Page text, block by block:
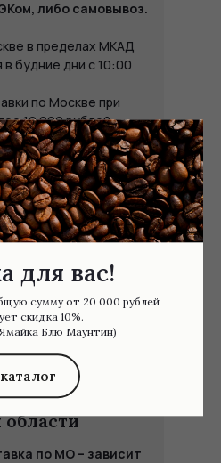
для вас!
сумму от 20 000 рублей
скидка 10%.
Блю Маунтин)
либо самовывоз.
в пределах МКАД
будние дни с 10:00
по Москве при
10 000 рублей –
по
по МО – зависит